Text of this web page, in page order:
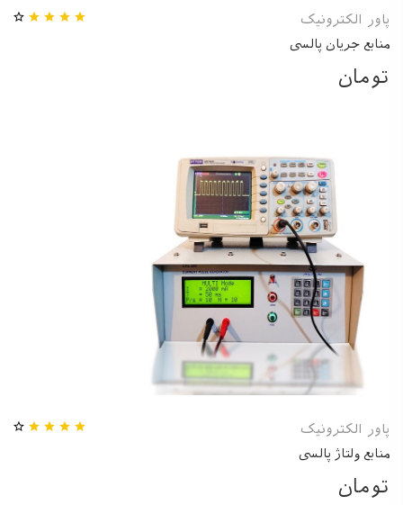
پاور الکترونیک
منابع جریان پالسی
تومان
پاور الکترونیک
منابع ولتاژ پالسی
تومان